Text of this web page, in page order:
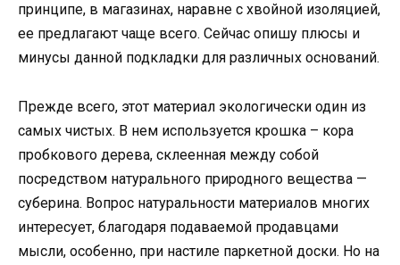
принципе, в магазинах, наравне с хвойной изоляцией,
ее предлагают чаще всего. Сейчас опишу плюсы и
минусы данной подкладки для различных оснований.
Прежде всего, этот материал экологически один из
самых чистых. В нем используется крошка – кора
пробкового дерева, склеенная между собой
посредством натурального природного вещества —
суберина. Вопрос натуральности материалов многих
интересует, благодаря подаваемой продавцами
мысли, особенно, при настиле паркетной доски. Но на